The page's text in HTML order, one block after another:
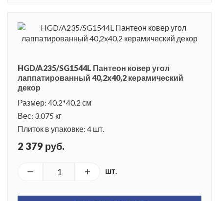
HGD/A235/SG1544L Пантеон ковер угол
лаппатированный 40,2x40,2 керамический
декор
Размер: 40.2*40.2 см
Вес: 3.075 кг
Плиток в упаковке: 4 шт.
2 379 руб.
шт.